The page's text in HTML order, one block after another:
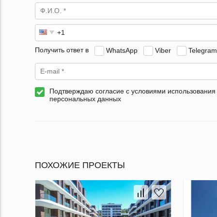
Получить ответ в WhatsApp Viber Telegram
Подтверждаю согласие с условиями использования
персональных данных
ПОХОЖИЕ ПРОЕКТЫ